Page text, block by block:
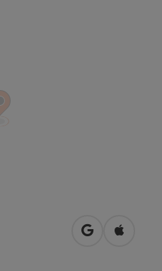
in Google
in